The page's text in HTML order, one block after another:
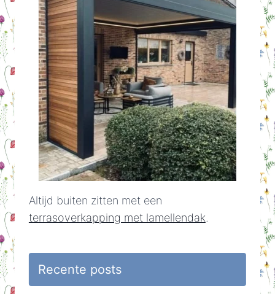
Altijd buiten zitten met een
terrasoverkapping met lamellendak.
Recente posts